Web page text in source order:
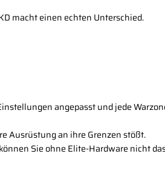
macht einen echten Unterschied.
angepasst und jede
Ausrüstung an ihre Grenzen stößt.
Sie ohne Elite-Hardware nicht